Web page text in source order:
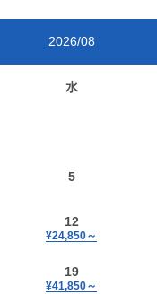
2026/08
水
5
12
¥24,850～
19
¥41,850～